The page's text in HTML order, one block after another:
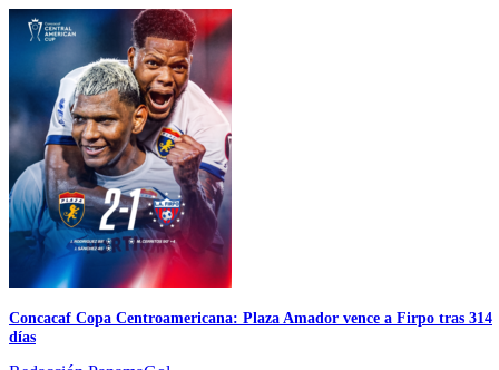
Concacaf Copa Centroamericana: Plaza Amador vence a Firpo tras 314
días